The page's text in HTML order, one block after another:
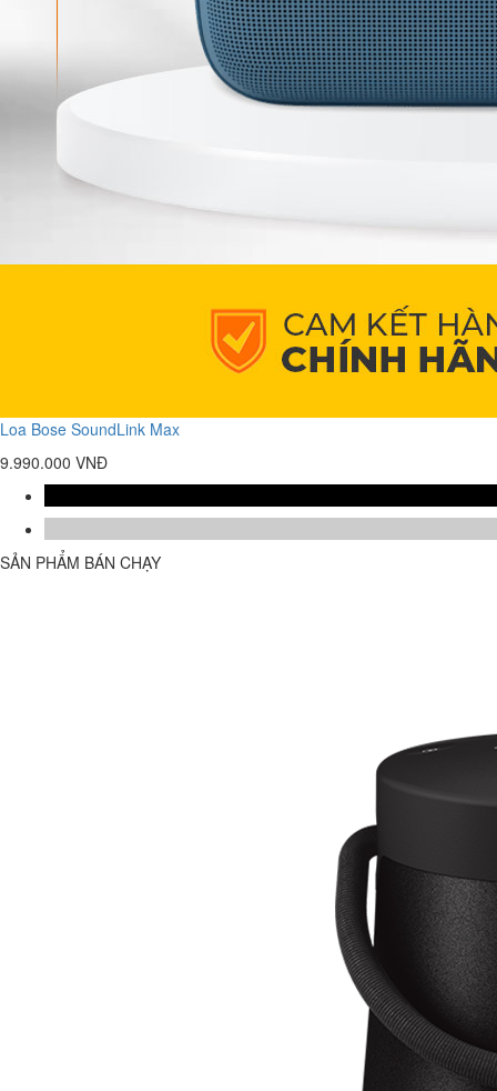
Loa Bose SoundLink Max
9.990.000 VNĐ
SẢN PHẨM BÁN CHẠY